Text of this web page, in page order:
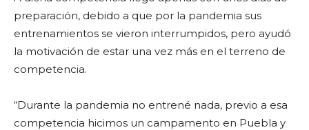
preparación, debido a que por la pandemia sus
entrenamientos se vieron interrumpidos, pero ayudó
la motivación de estar una vez más en el terreno de
competencia.
“Durante la pandemia no entrené nada, previo a esa
competencia hicimos un campamento en Puebla y